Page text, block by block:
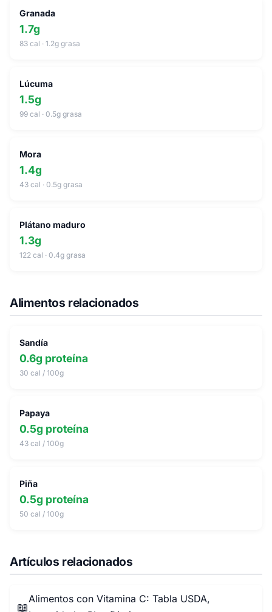
Granada
1.7g
83 cal · 1.2g grasa
Lúcuma
1.5g
99 cal · 0.5g grasa
Mora
1.4g
43 cal · 0.5g grasa
Plátano maduro
1.3g
122 cal · 0.4g grasa
Alimentos relacionados
Sandía
0.6g proteína
30 cal / 100g
Papaya
0.5g proteína
43 cal / 100g
Piña
0.5g proteína
50 cal / 100g
Artículos relacionados
📖
Alimentos con Vitamina C: Tabla USDA,